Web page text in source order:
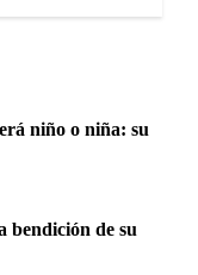
niño o niña: su
bendición de su